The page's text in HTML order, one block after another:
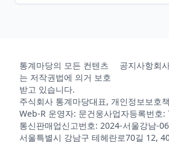
통계마당의 모든 컨텐츠
는 저작권법에 의거 보호
받고 있습니다.
공지사항회
주식회사 통계마당대표, 개인정보보호
Web-R 운영자: 문건웅사업자등록번호
통신판매업신고번호: 2024-서울강남-
서울특별시 강남구 테헤란로70길 12,